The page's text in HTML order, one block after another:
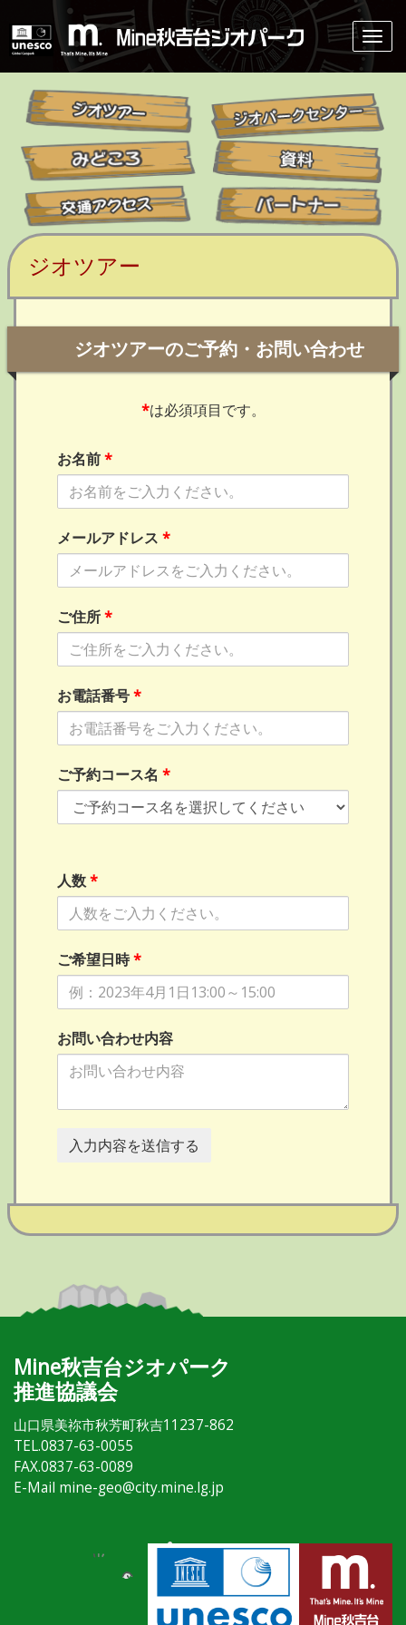
ジオツアー
ジオツアーのご予約・お問い合わせ
*は必須項目です。
お名前*
メールアドレス *
ご住所*
お電話番号*
ご予約コース名 *
人数*
ご希望日時*
お問い合わせ内容
入力内容を送信する
Mine秋吉台ジオパーク
推進協議会
山口県美祢市秋芳町秋吉11237-862
TEL.0837-63-0055
FAX.0837-63-0089
E-Mail mine-geo@city.mine.lg.jp